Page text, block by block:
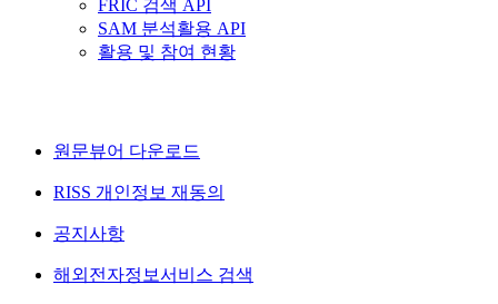
FRIC 검색 API
SAM 분석활용 API
활용 및 참여 현황
원문뷰어 다운로드
RISS 개인정보 재동의
공지사항
해외전자정보서비스 검색